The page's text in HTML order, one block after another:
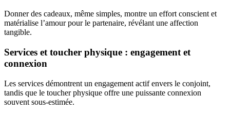
Donner des cadeaux, même simples, montre un effort conscient et
matérialise l’amour pour le partenaire, révélant une affection
tangible.
Services et toucher physique : engagement et
connexion
Les services démontrent un engagement actif envers le conjoint,
tandis que le toucher physique offre une puissante connexion
souvent sous-estimée.